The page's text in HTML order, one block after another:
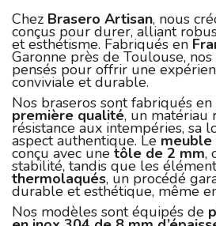
Chez Brasero Artisan, nous
conçus pour durer, alliant
et esthétisme. Fabriqués en
Garonne près de Toulouse,
pensés pour offrir une
conviviale et durable.
Nos braseros sont fabriqués en
première qualité, un matériau
résistance aux intempéries, sa
aspect authentique. Le meuble
conçu avec une tôle de 2 mm,
stabilité, tandis que les
thermolaqués, un procédé
durable et esthétique, même
Nos modèles sont équipés de